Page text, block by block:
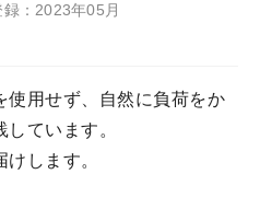
：2023年05月
使用せず、自然に負荷をか
ています。
します。